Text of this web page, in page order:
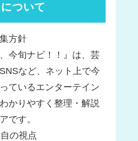
ついて
方針
今旬ナビ！！』は、芸
など、ネット上で今
ているエンターテイン
かりやすく整理・解説
です。
の視点